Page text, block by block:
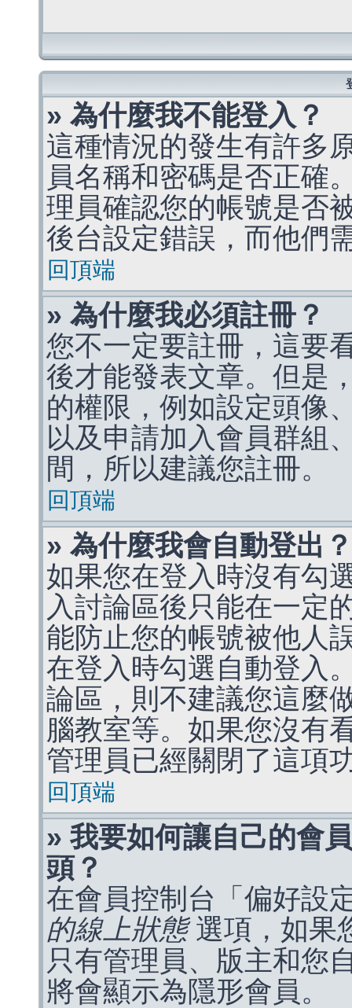
» 為什麼我不能登入？
這種情況的發生有許多
員名稱和密碼是否正確
理員確認您的帳號是否
後台設定錯誤，而他們
回頂端
» 為什麼我必須註冊？
您不一定要註冊，這要
後才能發表文章。但是
的權限，例如設定頭像
以及申請加入會員群組
間，所以建議您註冊。
回頂端
» 為什麼我會自動登出？
如果您在登入時沒有勾
入討論區後只能在一定
能防止您的帳號被他人
在登入時勾選自動登入
論區，則不建議您這麼
腦教室等。如果您沒有
管理員已經關閉了這項
回頂端
» 我要如何讓自己的會
頭？
在會員控制台「偏好設
的線上狀態選項，如果
只有管理員、版主和您
將會顯示為隱形會員。